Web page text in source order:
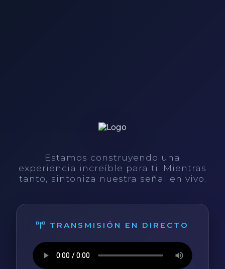
Estamos construyendo una
experiencia increíble para ti. Mientras
tanto, sintoniza nuestra señal en vivo.
TRANSMISIÓN EN DIRECTO